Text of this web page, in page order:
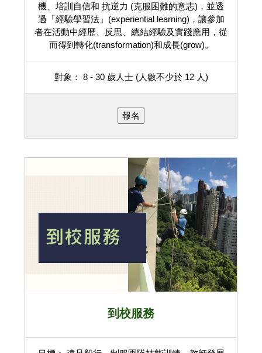
機、培訓自信和 抗逆力 (克服困難的意志)，並透
過「經驗學習法」(experiential learning)，讓參加
者在活動中經歷、反思、總結經驗及實踐應用，從
而得到轉化(transformation)和成長(grow)。
對象： 8 - 30 歲人士 (人數不少於 12 人)
報名
到校服務